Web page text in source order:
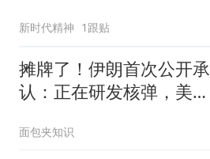
新时代精神 1跟贴
摊牌了！伊朗首次公开承
认：正在研发核弹，美以
面包夹知识